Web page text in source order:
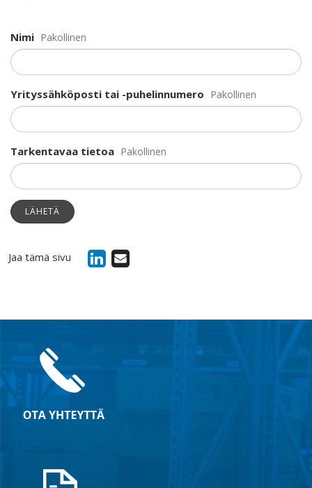
Nimi Pakollinen
Yrityssähköposti tai -puhelinnumero Pakollinen
Tarkentavaa tietoa Pakollinen
LÄHETÄ
Jaa tämä sivu